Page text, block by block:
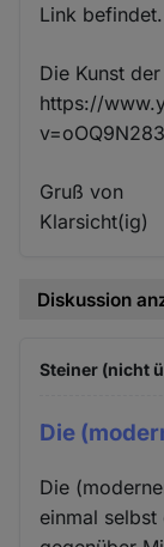
Link befindet.
Die Kunst
https://
Gruß von
Klarsicht(ig)
Diskussion
Steiner (nicht
Die
Die
einmal